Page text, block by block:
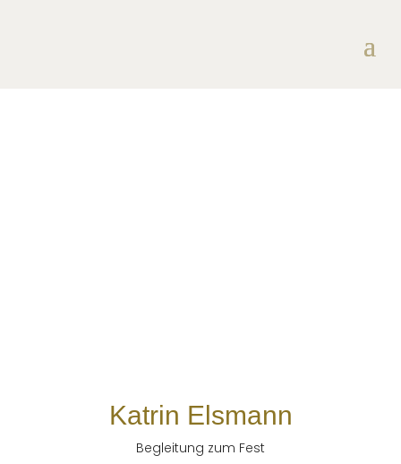
Katrin Elsmann
Begleitung zum Fest